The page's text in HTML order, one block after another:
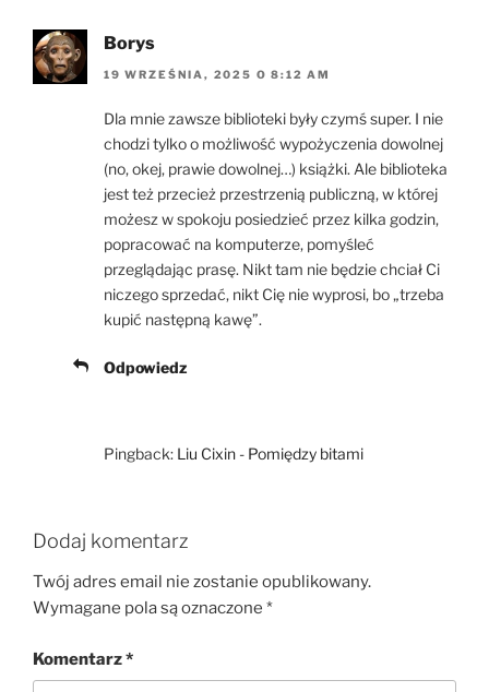
Borys
19 WRZEŚNIA, 2025 O 8:12 AM
Dla mnie zawsze biblioteki były czymś super. I nie
chodzi tylko o możliwość wypożyczenia dowolnej
(no, okej, prawie dowolnej…) książki. Ale biblioteka
jest też przecież przestrzenią publiczną, w której
możesz w spokoju posiedzieć przez kilka godzin,
popracować na komputerze, pomyśleć
przeglądając prasę. Nikt tam nie będzie chciał Ci
niczego sprzedać, nikt Cię nie wyprosi, bo „trzeba
kupić następną kawę”.
Odpowiedz
Pingback: Liu Cixin - Pomiędzy bitami
Dodaj komentarz
Twój adres email nie zostanie opublikowany.
Wymagane pola są oznaczone *
Komentarz*